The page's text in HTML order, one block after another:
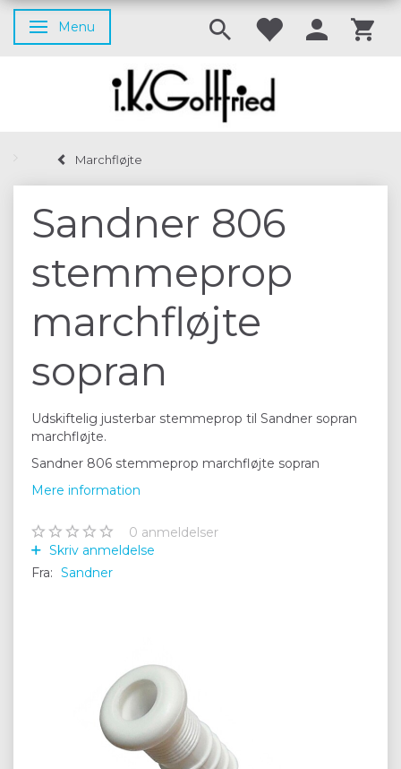
Skifte navigation
Menu
Marchfløjte
Sandner 806
stemmeprop
marchfløjte
sopran
Udskiftelig justerbar stemmeprop til Sandner sopran
marchfløjte.
Sandner 806 stemmeprop marchfløjte sopran
Mere information
0 anmeldelser
Skriv anmeldelse
Fra: Sandner